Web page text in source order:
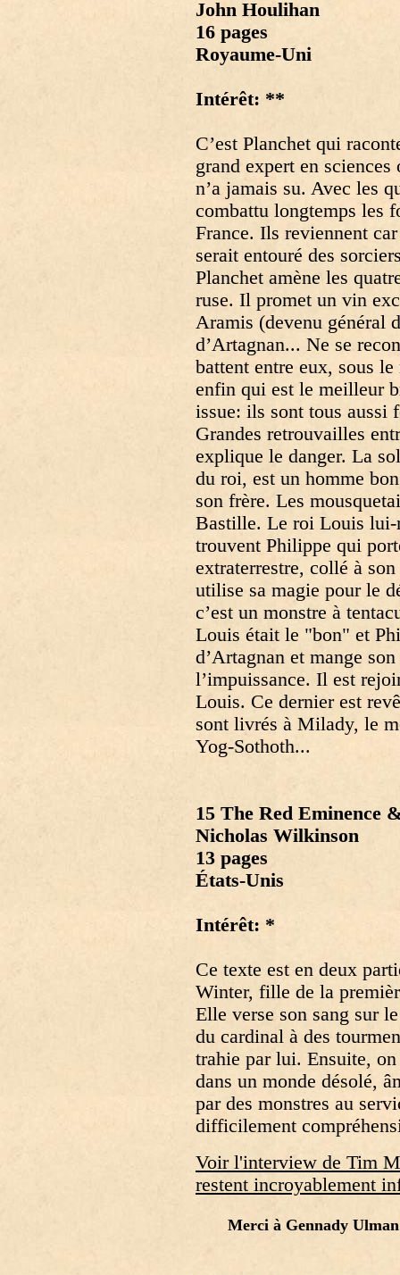
John Houlihan
16 pages
Royaume-Uni
Intérêt: **
C’est Planchet qui
grand expert en
n’a jamais su. Avec les
combattu longtemps les
France. Ils reviennent
serait entouré des
Planchet amène les
ruse. Il promet un vin
Aramis (devenu général
d’Artagnan... Ne se
battent entre eux, sous
enfin qui est le meilleur
issue: ils sont tous aussi
Grandes retrouvailles
explique le danger. La
du roi, est un homme
son frère. Les
Bastille. Le roi Louis lui-
trouvent Philippe qui
extraterrestre, collé à
utilise sa magie pour le
c’est un monstre à
Louis était le "bon" et
d’Artagnan et mange
l’impuissance. Il est
Louis. Ce dernier est
sont livrés à Milady, le
Yog-Sothoth...
15 The Red Eminence
Nicholas Wilkinson
13 pages
États-Unis
Intérêt: *
Ce texte est en deux
Winter, fille de la
Elle verse son sang sur
du cardinal à des
trahie par lui. Ensuite,
dans un monde désolé,
par des monstres au
difficilement
Voir l'interview de Tim
restent incroyablement
Merci à Gennady